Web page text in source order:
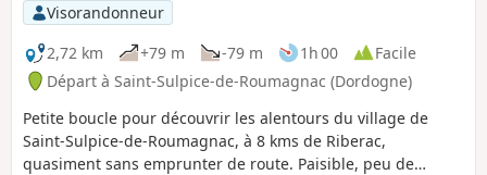
Visorandonneur
2,72 km
+79 m -79 m 1h 00
Facile
Départ à Saint-Sulpice-de-Roumagnac (Dordogne)
Petite boucle pour découvrir les alentours du village de
Saint-Sulpice-de-Roumagnac, à 8 kms de Riberac,
quasiment sans emprunter de route. Paisible, peu de